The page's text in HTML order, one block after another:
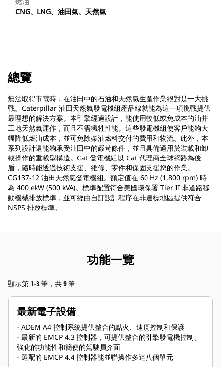
燃油
CNG、LNG、油田氣、天然氣
總覽
無法取得市電時，在油田中的石油和天然氣生產作業絕對是一大挑
戰。Caterpillar 油田天然氣發電機組產品線就能為這一項挑戰提供
最理想的解決方案。本引擎經過設計，能使用較低或免成本的油井
工地天然氣運作，而且不需犧牲性能。這些發電機組使客戶能夠大
幅降低燃油成本，並可免除柴油燃料交付的費用和物流。此外，本
系列設計還能夠承受油田中的嚴苛條件，並且具備適用於裝載和卸
載操作的重載型構造。Cat 發電機組以 Cat 代理商全球網路為後
盾，隨時能透過技術支援、維修、零件和保固支援您的作業。
CG137-12 油田天然氣發電機組。額定值在 60 Hz (1,800 rpm) 時
為 400 ekW (500 kVA)。標準配置符合美國環保署 Tier II 非道路移
動機械排放標準，並可經由自訂設計程序在非達標地區提供符合
NSPS 排放標準。
功能一覽
顯示第 1-3 筆，共 9 筆
最新電子設備
- ADEM A4 控制系統提供整合的點火、速度控制和保護
- 最新的 EMCP 4.3 控制器，可提供整合的引擎發電機控制、
強化的功能性和簡便的駕駛員介面
- 選配的 EMCP 4.4 控制器能並聯操作多達八個單元